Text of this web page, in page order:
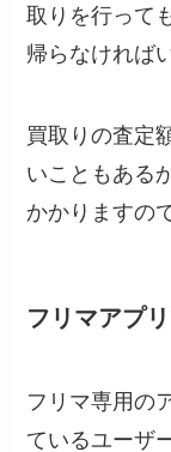
取りを行って
帰らなければ
買取りの査定
いこともある
かかりますの
フリマアプ
フリマ専用の
ているユーザ